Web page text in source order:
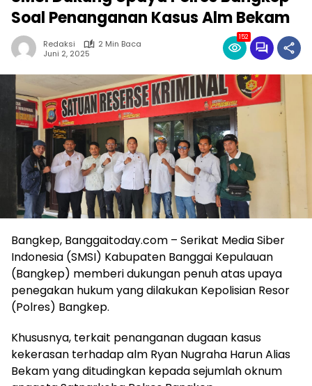
Soal Penanganan Kasus Alm Bekam
Redaksi
2 Min Baca
Juni 2, 2025
152
Bangkep, Banggaitoday.com – Serikat Media Siber
Indonesia (SMSI) Kabupaten Banggai Kepulauan
(Bangkep) memberi dukungan penuh atas upaya
penegakan hukum yang dilakukan Kepolisian Resor
(Polres) Bangkep.
Khususnya, terkait penanganan dugaan kasus
kekerasan terhadap alm Ryan Nugraha Harun Alias
Bekam yang ditudingkan kepada sejumlah oknum